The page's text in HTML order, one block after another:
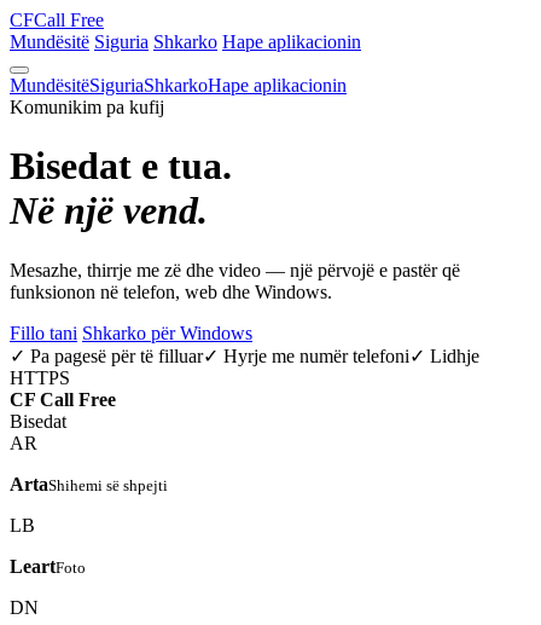
CFCall Free
Mundësitë Siguria Shkarko Hape aplikacionin
MundësitëSiguriaShkarkoHape aplikacionin
Komunikim pa kufij
Bisedat e tua.
Në një vend.
Mesazhe, thirrje me zë dhe video — një përvojë e pastër që
funksionon në telefon, web dhe Windows.
Fillo tani Shkarko për Windows
✓ Pa pagesë për të filluar✓ Hyrje me numër telefoni✓ Lidhje
HTTPS
CF Call Free
Bisedat
AR
ArtaShihemi së shpejti
LB
LeartFoto
DN